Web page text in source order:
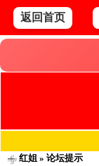
返回首页
红姐» 论坛提示